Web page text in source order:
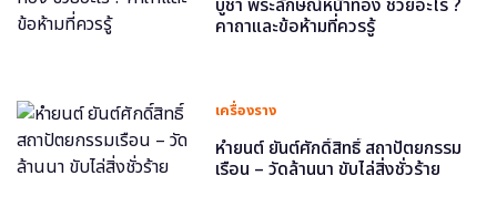
บูชา พระลักษณ์หน้าทอง ช่วยอะไร ?
คาถาและข้อห้ามที่ควรรู้
เครื่องราง
หำยนต์ ยันต์ศักดิ์สิทธิ์ สถาปัตยกรรม
เรือน – วัดล้านนา ขับไล่สิ่งชั่วร้าย